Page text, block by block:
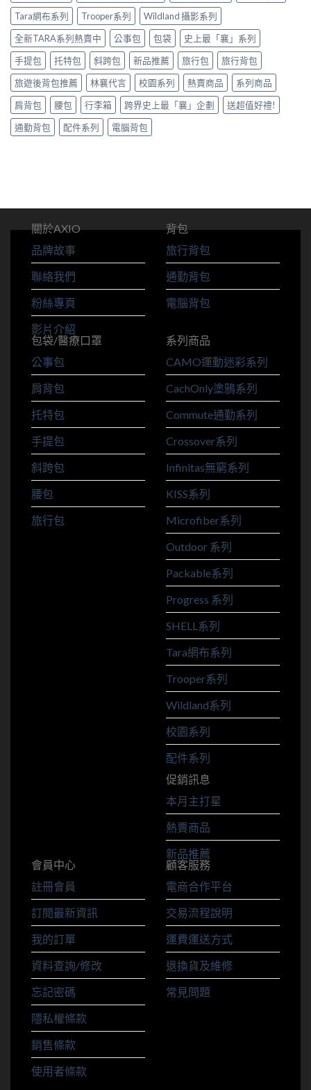
Tara網布系列
Trooper系列
Wildland 攝影系列
全新TARA系列熱賣中
公事包 包袋
史上最「襄」系列
手提包
托特包 斜跨包 新品推薦 旅行包
旅行背包
旅遊後背包推薦
林襄代言 校園系列 熱賣商品
系列商品
肩背包
腰包 行李箱 跨界史上最「襄」企劃
送超值好禮!
通勤背包
配件系列 電腦背包
關於AXIO
品牌故事
聯絡我們
粉絲專頁
影片介紹
背包
旅行背包
通勤背包
電腦背包
包袋/醫療口罩
公事包
肩背包
托特包
手提包
斜跨包
腰包
旅行包
系列商品
CAMO運動迷彩系列
CachOnly塗鴉系列
Commute通勤系列
Crossover系列
Infinitas無窮系列
KISS系列
Microfiber系列
Outdoor 系列
Packable系列
Progress 系列
SHELL系列
Tara網布系列
Trooper系列
Wildland系列
校園系列
配件系列
促銷訊息
本月主打星
熱賣商品
新品推薦
會員中心
註冊會員
訂閱最新資訊
我的訂單
資料查詢/修改
忘記密碼
隱私權條款
銷售條款
使用者條款
顧客服務
電商合作平台
交易流程說明
運費運送方式
退換貨及維修
常見問題